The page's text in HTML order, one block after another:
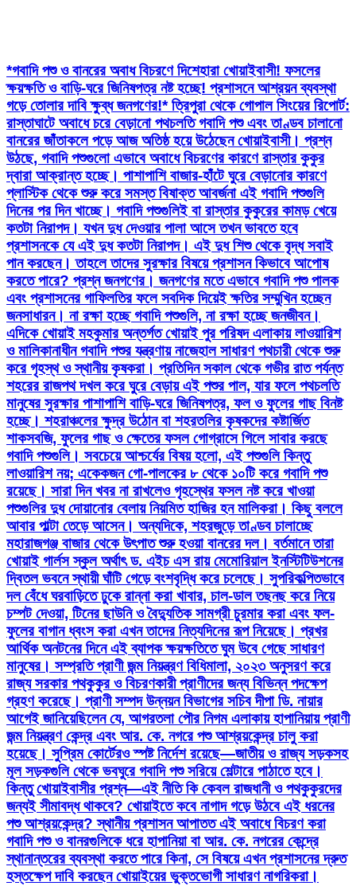
*গবাদি পশু ও বানরের অবাধ বিচরণে দিশেহারা খোয়াইবাসী! ফসলের
ক্ষয়ক্ষতি ও বাড়ি-ঘরে জিনিষপত্র নষ্ট হচ্ছে! প্রশাসনে আশ্রয়ন ব্যবস্থা
গড়ে তোলার দাবি ক্ষুব্ধ জনগণের!* ত্রিপুরা থেকে গোপাল সিংয়ের রিপোর্ট:
রাস্তাঘাটে অবাধে চরে বেড়ানো পথচলতি গবাদি পশু এবং তাণ্ডব চালানো
বানরের জাঁতাকলে পড়ে আজ অতিষ্ঠ হয়ে উঠেছেন খোয়াইবাসী। প্রশ্ন
উঠছে, গবাদি পশুগুলো এভাবে অবাধে বিচরণের কারণে রাস্তার কুকুর
দ্বারা আক্রান্ত হচ্ছে। পাশাপাশি বাজার-হাঁটে ঘুরে বেড়ানোর কারণে
প্লাস্টিক থেকে শুরু করে সমস্ত বিষাক্ত আবর্জনা এই গবাদি পশুগুলি
দিনের পর দিন খাচ্ছে। গবাদি পশুগুলিই বা রাস্তার কুকুরের কামড় খেয়ে
কতটা নিরাপদ। যখন দুধ দেওয়ার পালা আসে তখন ভাবতে হবে
প্রশাসনকে যে এই দুধ কতটা নিরাপদ। এই দুধ শিশু থেকে বৃদ্ধ সবাই
পান করছেন। তাহলে তাদের সুরক্ষার বিষয়ে প্রশাসন কিভাবে আপোষ
করতে পারে? প্রশ্ন জনগণের। জনগণের মতে এভাবে গবাদি পশু পালক
এবং প্রশাসনের গাফিলতির ফলে সবদিক দিয়েই ক্ষতির সম্মুখিন হচ্ছেন
জনসাধারন। না রক্ষা হচ্ছে গবাদি পশুগুলি, না রক্ষা হচ্ছে জনজীবন।
এদিকে খোয়াই মহকুমার অন্তর্গত খোয়াই পুর পরিষদ এলাকায় লাওয়ারিশ
ও মালিকানাধীন গবাদি পশুর যন্ত্রণায় নাজেহাল সাধারণ পথচারী থেকে শুরু
করে গৃহস্থ ও স্থানীয় কৃষকরা। প্রতিদিন সকাল থেকে গভীর রাত পর্যন্ত
শহরের রাজপথ দখল করে ঘুরে বেড়ায় এই পশুর পাল, যার ফলে পথচলতি
মানুষের সুরক্ষার পাশাপাশি বাড়ি-ঘরে জিনিষপত্র, ফল ও ফুলের গাছ বিনষ্ট
হচ্ছে। শহরাঞ্চলের ক্ষুদ্র উঠোন বা শহরতলির কৃষকদের কষ্টার্জিত
শাকসবজি, ফুলের গাছ ও ক্ষেতের ফসল গোগ্রাসে গিলে সাবার করছে
গবাদি পশুগুলি। সবচেয়ে আশ্চর্যের বিষয় হলো, এই পশুগুলি কিন্তু
লাওয়ারিশ নয়; একেকজন গো-পালকের ৮ থেকে ১০টি করে গবাদি পশু
রয়েছে। সারা দিন খবর না রাখলেও গৃহস্থের ফসল নষ্ট করে খাওয়া
পশুগুলির দুধ দোয়ানোর বেলায় নিয়মিত হাজির হন মালিকরা। কিছু বললে
আবার পাল্টা তেড়ে আসেন। অন্যদিকে, শহরজুড়ে তাণ্ডব চালাচ্ছে
মহারাজগঞ্জ বাজার থেকে উৎপাত শুরু হওয়া বানরের দল। বর্তমানে তারা
খোয়াই গার্লস স্কুল অর্থাৎ ড. এইচ এস রায় মেমোরিয়াল ইনস্টিটিউশনের
দ্বিতল ভবনে স্থায়ী ঘাঁটি গেড়ে বংশবৃদ্ধি করে চলেছে। সুপরিকল্পিতভাবে
দল বেঁধে ঘরবাড়িতে ঢুকে রান্না করা খাবার, চাল-ডাল তছনছ করে নিয়ে
চম্পট দেওয়া, টিনের ছাউনি ও বৈদ্যুতিক সামগ্রী চুরমার করা এবং ফল-
ফুলের বাগান ধ্বংস করা এখন তাদের নিত্যদিনের রূপ নিয়েছে। প্রখর
আর্থিক অনটনের দিনে এই ব্যাপক ক্ষয়ক্ষতিতে ঘুম উবে গেছে সাধারণ
মানুষের। সম্প্রতি প্রাণী জন্ম নিয়ন্ত্রণ বিধিমালা, ২০২৩ অনুসরণ করে
রাজ্য সরকার পথকুকুর ও বিচরণকারী প্রাণীদের জন্য বিভিন্ন পদক্ষেপ
গ্রহণ করেছে। প্রাণী সম্পদ উন্নয়ন বিভাগের সচিব দীপা ডি. নায়ার
আগেই জানিয়েছিলেন যে, আগরতলা পৌর নিগম এলাকায় হাপানিয়ায় প্রাণী
জন্ম নিয়ন্ত্রণ কেন্দ্র এবং আর. কে. নগরে পশু আশ্রয়কেন্দ্র চালু করা
হয়েছে। সুপ্রিম কোর্টেরও স্পষ্ট নির্দেশ রয়েছে—জাতীয় ও রাজ্য সড়কসহ
মূল সড়কগুলি থেকে ভবঘুরে গবাদি পশু সরিয়ে শেল্টারে পাঠাতে হবে।
কিন্তু খোয়াইবাসীর প্রশ্ন—এই নীতি কি কেবল রাজধানী ও পথকুকুরদের
জন্যই সীমাবদ্ধ থাকবে? খোয়াইতে কবে নাগাদ গড়ে উঠবে এই ধরনের
পশু আশ্রয়কেন্দ্র? স্থানীয় প্রশাসন আপাতত এই অবাধে বিচরণ করা
গবাদি পশু ও বানরগুলিকে ধরে হাপানিয়া বা আর. কে. নগরের কেন্দ্রে
স্থানান্তরের ব্যবস্থা করতে পারে কিনা, সে বিষয়ে এখন প্রশাসনের দ্রুত
হস্তক্ষেপ দাবি করছেন খোয়াইয়ের ভুক্তভোগী সাধারণ নাগরিকরা।